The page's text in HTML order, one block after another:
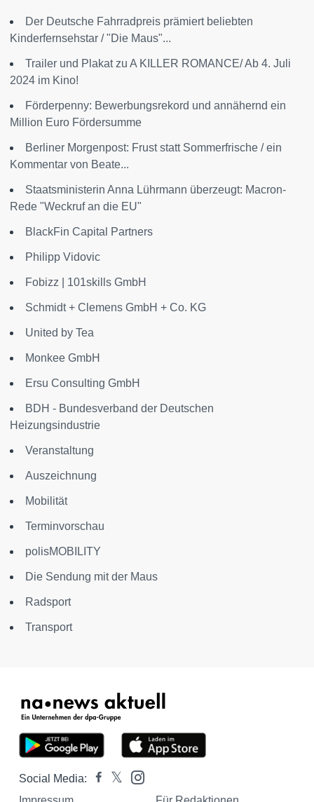
Der Deutsche Fahrradpreis prämiert beliebten
Kinderfernsehstar / "Die Maus"...
Trailer und Plakat zu A KILLER ROMANCE/ Ab 4. Juli
2024 im Kino!
Förderpenny: Bewerbungsrekord und annähernd ein
Million Euro Fördersumme
Berliner Morgenpost: Frust statt Sommerfrische / ein
Kommentar von Beate...
Staatsministerin Anna Lührmann überzeugt: Macron-
Rede "Weckruf an die EU"
BlackFin Capital Partners
Philipp Vidovic
Fobizz | 101skills GmbH
Schmidt + Clemens GmbH + Co. KG
United by Tea
Monkee GmbH
Ersu Consulting GmbH
BDH - Bundesverband der Deutschen
Heizungsindustrie
Veranstaltung
Auszeichnung
Mobilität
Terminvorschau
polisMOBILITY
Die Sendung mit der Maus
Radsport
Transport
Social Media: